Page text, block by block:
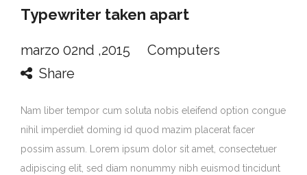
Typewriter taken apart
marzo 02nd ,2015
Computers
Share
Nam liber tempor cum soluta nobis eleifend option congue
nihil imperdiet doming id quod mazim placerat facer
possim assum. Lorem ipsum dolor sit amet, consectetuer
adipiscing elit, sed diam nonummy nibh euismod tincidunt